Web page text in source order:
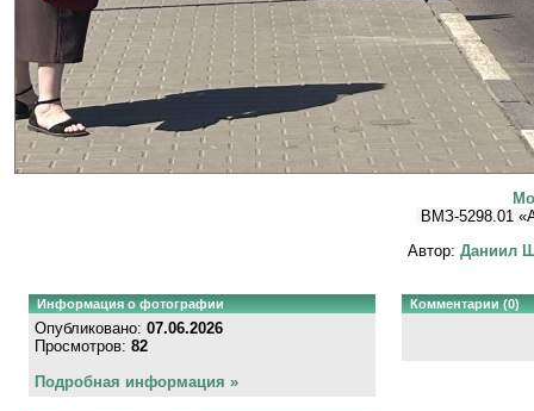
ВМЗ-5298.01
Автор: Даниил
Информация о фотографии
Опубликовано: 07.06.2026
Просмотров: 82
Подробная информация »
Комментарии (0)